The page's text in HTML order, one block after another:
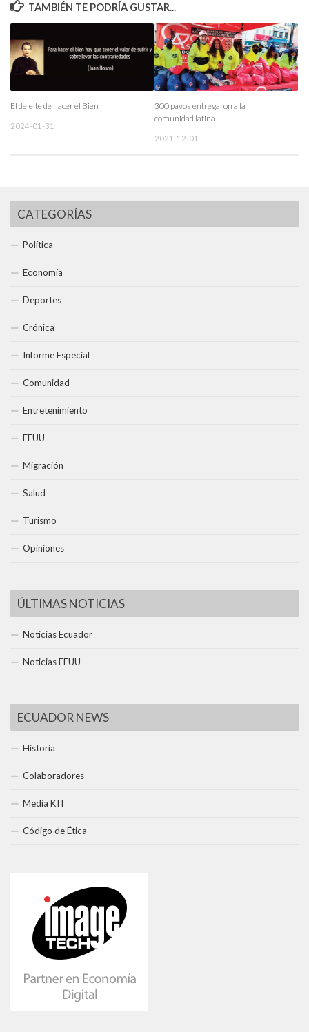
TAMBIÉN TE PODRÍA GUSTAR...
El deleite de hacer el Bien
2024-01-31
300 pavos entregaron a la
comunidad latina
2021-12-01
CATEGORÍAS
Política
Economía
Deportes
Crónica
Informe Especial
Comunidad
Entretenimiento
EEUU
Migración
Salud
Turismo
Opiniones
ÚLTIMAS NOTICIAS
Noticias Ecuador
Noticias EEUU
ECUADOR NEWS
Historia
Colaboradores
Media KIT
Código de Ética